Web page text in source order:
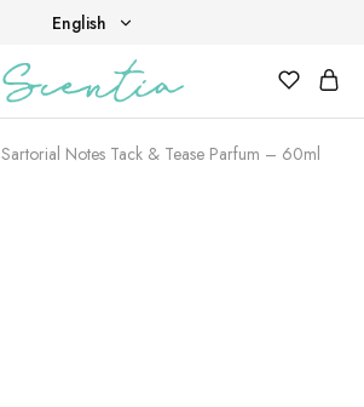
English
Tiếng Việt
Sartorial Notes Tack & Tease Parfum – 60ml